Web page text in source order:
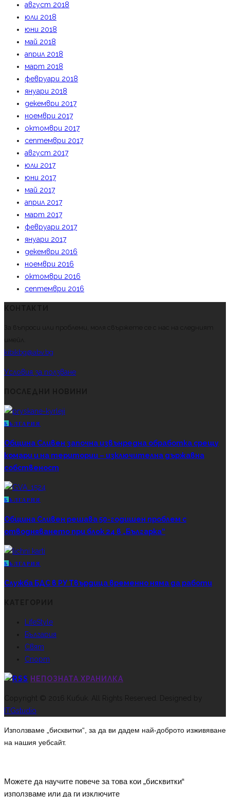
август 2018
юли 2018
юни 2018
май 2018
април 2018
март 2018
февруари 2018
януари 2018
декември 2017
ноември 2017
октомври 2017
септември 2017
август 2017
юли 2017
юни 2017
май 2017
април 2017
март 2017
февруари 2017
януари 2017
декември 2016
ноември 2016
октомври 2016
септември 2016
За въпроси или проблеми, моля свържете се с нас на следният
имейл.
kibikbg@abv.bg
Условия за ползване
Б ЪЛГАРИЯ
Община Сливен започна извънредна обработка срещу
комари и на територии – изключителна държавна
собственост
Б ЪЛГАРИЯ
Община Сливен решава 50-годишен проблем с
отводняването при блок 24 в „Българка“
Б ЪЛГАРИЯ
Служба БДС в РУ Твърдица временно няма да работи
LifeStyle
България
Свят
Спорт
НЕПОЗНАТА ХРАНИЛКА
Copyright © 2016 Кибик. All Rights Reserved. Designed by
ITGstudio
Използваме „бисквитки“, за да ви дадем най-доброто изживяване
на нашия уебсайт.
Можете да научите повече за това кои „бисквитки“
използваме или да ги изключите